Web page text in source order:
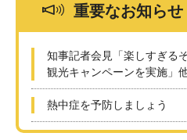
重要なお知らせ
知事記者会見「楽しすぎる
観光キャンペーンを実施」
熱中症を予防しましょう